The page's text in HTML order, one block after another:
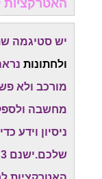
יש סטיגמה
ולחתונות
מורכב ולא
מחשבה
ניסיון וידע
שלכם.